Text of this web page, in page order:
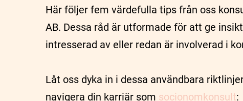
Här följer fem värdefulla tips från oss
AB. Dessa råd är utformade för att ge
intresserad av eller redan är involverad i
Låt oss dyka in i dessa användbara
navigera din karriär som socionomkonsult: